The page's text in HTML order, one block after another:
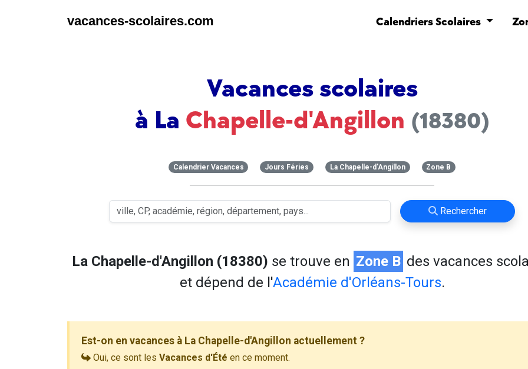
vacances-scolaires.com Calendriers Scolaires
Vacances scolaires
à La Chapelle-d'Angillon (18380)
Calendrier Vacances Jours Féries La Chapelle-d'Angillon Zone B
Rechercher
La Chapelle-d'Angillon (18380) se trouve en Zone B des vacances
et dépend de l'Académie d'Orléans-Tours.
Est-on en vacances à La Chapelle-d'Angillon actuellement ?
Oui, ce sont les Vacances d'Été en ce moment.